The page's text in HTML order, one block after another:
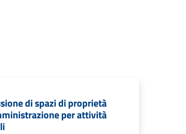
di spazi di proprietà
per attività